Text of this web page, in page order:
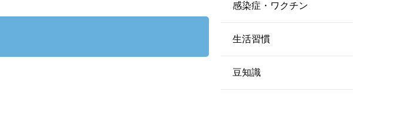
感染症・ワクチン
生活習慣
豆知識